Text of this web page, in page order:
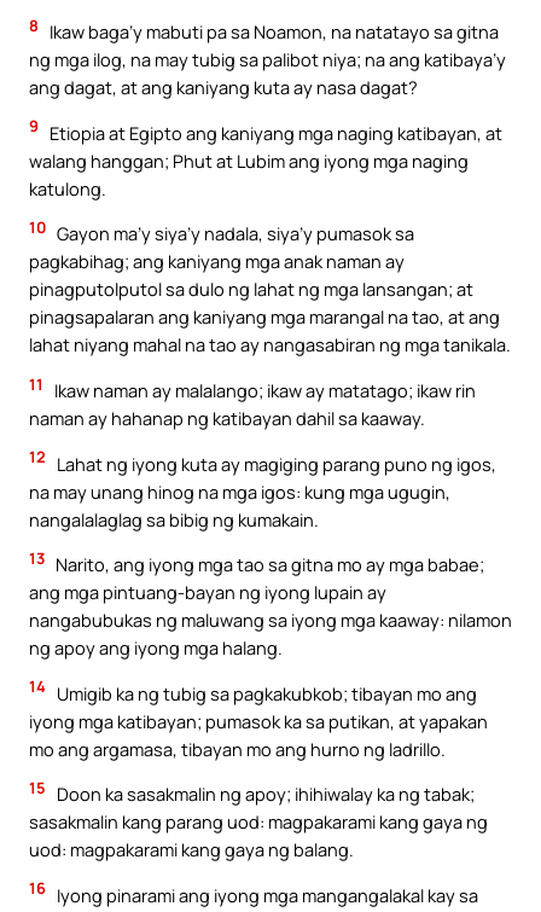
8
Ikaw baga’y mabuti pa sa Noamon, na natatayo sa gitna
ng mga ilog, na may tubig sa palibot niya; na ang katibaya’y
ang dagat, at ang kaniyang kuta ay nasa dagat?
9
Etiopia at Egipto ang kaniyang mga naging katibayan, at
walang hanggan; Phut at Lubim ang iyong mga naging
katulong.
10 Gayon ma’y siya’y nadala, siya’y pumasok sa
pagkabihag; ang kaniyang mga anak naman ay
pinagputolputol sa dulo ng lahat ng mga lansangan; at
pinagsapalaran ang kaniyang mga marangal na tao, at ang
lahat niyang mahal na tao ay nangasabiran ng mga tanikala.
11
Ikaw naman ay malalango; ikaw ay matatago; ikaw rin
naman ay hahanap ng katibayan dahil sa kaaway.
12
Lahat ng iyong kuta ay magiging parang puno ng igos,
na may unang hinog na mga igos: kung mga ugugin,
nangalalaglag sa bibig ng kumakain.
13 Narito, ang iyong mga tao sa gitna mo ay mga babae;
ang mga pintuang-bayan ng iyong lupain ay
nangabubukas ng maluwang sa iyong mga kaaway: nilamon
ng apoy ang iyong mga halang.
14 Umigib ka ng tubig sa pagkakubkob; tibayan mo ang
iyong mga katibayan; pumasok ka sa putikan, at yapakan
mo ang argamasa, tibayan mo ang hurno ng ladrillo.
15
Doon ka sasakmalin ng apoy; ihihiwalay ka ng tabak;
sasakmalin kang parang uod: magpakarami kang gaya ng
uod: magpakarami kang gaya ng balang.
16 Iyong pinarami ang iyong mga mangangalakal kay sa